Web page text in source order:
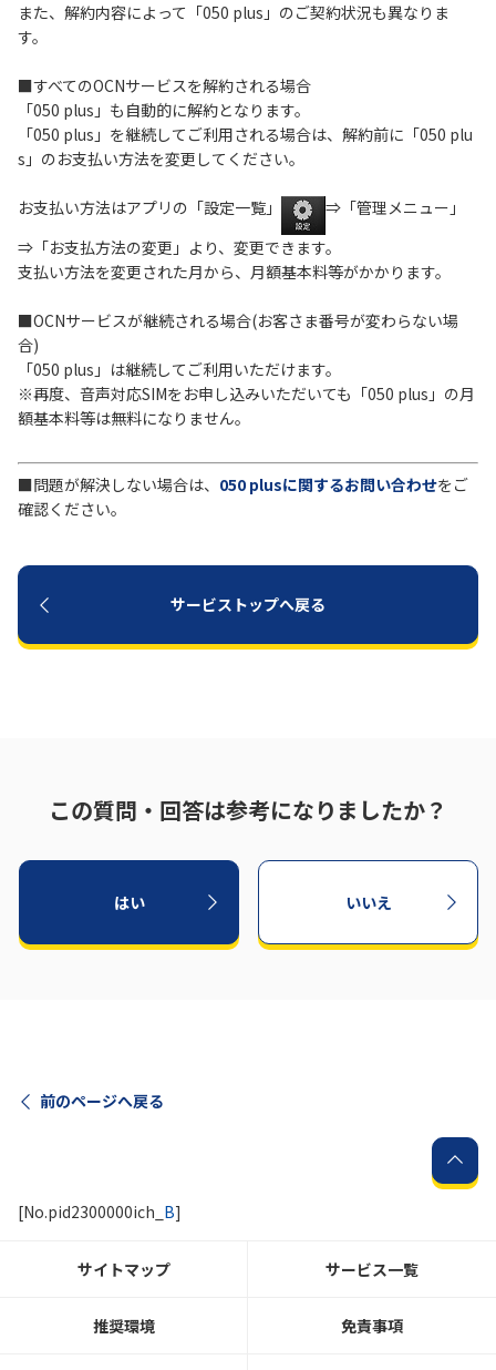
OCN サービス一覧
また、解約内容によって「050 plus」のご契約状況も異なりま
す。
■すべてのOCNサービスを解約される場合
「050 plus」も自動的に解約となります。
「050 plus」を継続してご利用される場合は、解約前に「050 plu
s」のお支払い方法を変更してください。
お支払い方法はアプリの「設定一覧」
⇒「管理メニュー」
⇒「お支払方法の変更」より、変更できます。
支払い方法を変更された月から、月額基本料等がかかります。
■OCNサービスが継続される場合(お客さま番号が変わらない場
合)
「050 plus」は継続してご利用いただけます。
※再度、音声対応SIMをお申し込みいただいても「050 plus」の月
額基本料等は無料になりません。
■問題が解決しない場合は、 050 plusに関するお問い合わせをご
確認ください。
サービストップへ戻る
この質問・回答は参考になりましたか？
はい いいえ
前のページへ戻る
[No.pid2300000ich_ B]
サイトマップ サービス一覧
推奨環境 免責事項